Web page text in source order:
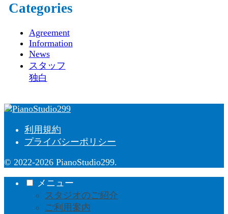
Categories
Agreement
Information
News
スタッフ
独白
利用規約
プライバシーポリシー
© 2022-2026 PianoStudio299.
メニュー
スタジオのご紹介
ご利用案内